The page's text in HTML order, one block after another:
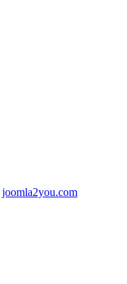
joomla2you.com